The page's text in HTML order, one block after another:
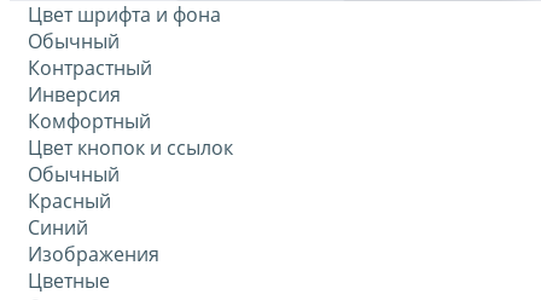
Цвет шрифта и фона
Обычный
Контрастный
Инверсия
Комфортный
Цвет кнопок и ссылок
Обычный
Красный
Синий
Изображения
Цветные